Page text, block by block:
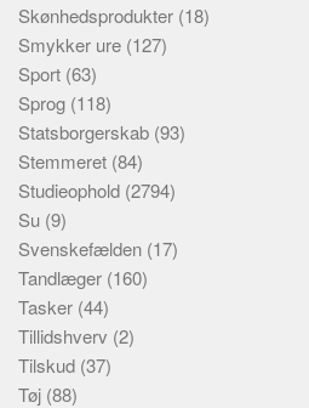
Skønhedsprodukter (18)
Smykker ure (127)
Sport (63)
Sprog (118)
Statsborgerskab (93)
Stemmeret (84)
Studieophold (2794)
Su (9)
Svenskefælden (17)
Tandlæger (160)
Tasker (44)
Tillidshverv (2)
Tilskud (37)
Tøj (88)